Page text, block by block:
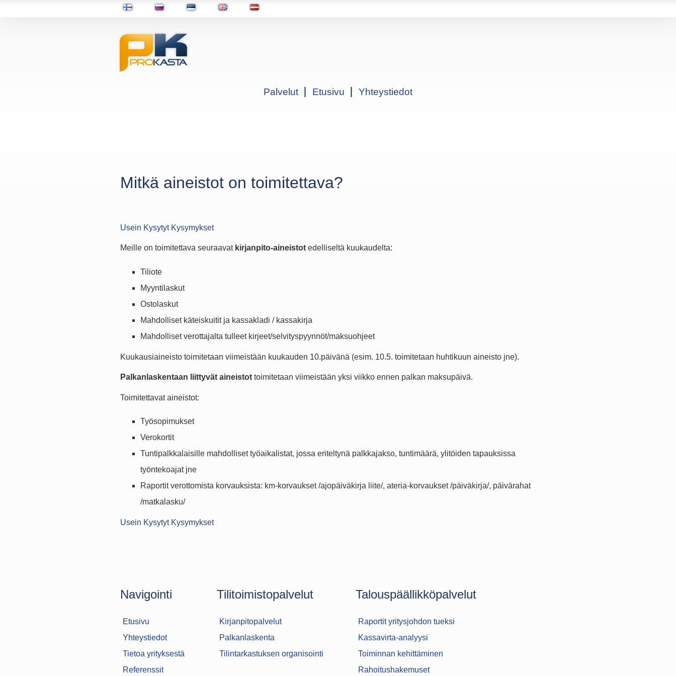
Palvelut Etusivu Yhteystiedot
Mitkä aineistot on toimitettava?
Usein Kysytyt Kysymykset
Meille on toimitettava seuraavat kirjanpito-aineistotedelliseltä kuukaudelta:
Tiliote
Myyntilaskut
Ostolaskut
Mahdolliset käteiskuitit ja kassakladi / kassakirja
Mahdolliset verottajalta tulleet kirjeet/selvityspyynnöt/maksuohjeet
Kuukausiaineisto toimitetaan viimeistään kuukauden 10.päivänä (esim. 10.5. toimitetaan huhtikuun aineisto jne).
Palkanlaskentaan liittyvät aineistottoimitetaan viimeistään yksi viikko ennen palkan maksupäivä.
Toimitettavat aineistot:
Työsopimukset
Verokortit
Tuntipalkkalaisille mahdolliset työaikalistat, jossa eriteltynä palkkajakso, tuntimäärä, ylitöiden tapauksissa
työntekoajat jne
Raportit verottomista korvauksista: km-korvaukset /ajopäiväkirja liite/, ateria-korvaukset /päiväkirja/, päivärahat
/matkalasku/
Usein Kysytyt Kysymykset
Navigointi
Etusivu
Yhteystiedot
Tietoa yrityksestä
Referenssit
Tilitoimistopalvelut
Kirjanpitopalvelut
Palkanlaskenta
Tilintarkastuksen organisointi
Talouspäällikköpalvelut
Raportit yritysjohdon tueksi
Kassavirta-analyysi
Toiminnan kehittäminen
Rahoitushakemuset